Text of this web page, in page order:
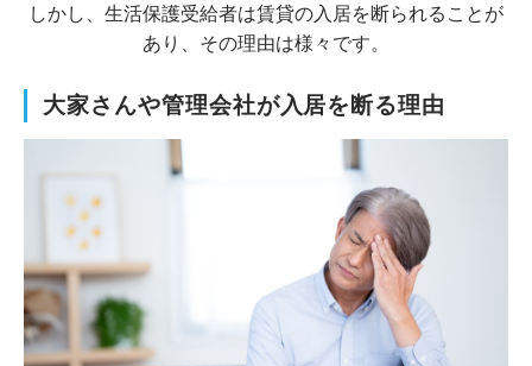
しかし、生活保護受給者は賃貸の入居を断られることが
あり、その理由は様々です。
大家さんや管理会社が入居を断る理由